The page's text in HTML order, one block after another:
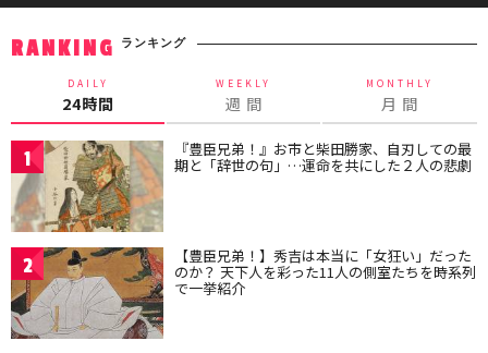
RANKING ランキング
DAILY
24時間
WEEKLY
週 間
MONTHLY
月 間
1 『豊臣兄弟！』お市と柴田勝家、自刃しての最
期と「辞世の句」…運命を共にした２人の悲劇
2 【豊臣兄弟！】秀吉は本当に「女狂い」だった
のか？ 天下人を彩った11人の側室たちを時系列
で一挙紹介